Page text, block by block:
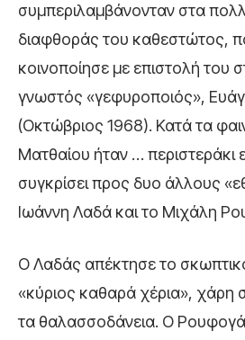
συμπεριλαμβάνονταν στα
διαφθοράς του καθεστώτος,
κοινοποίησε με επιστολή του
γνωστός «γεφυροποιός»,
(Οκτώβριος 1968). Κατά τα
Ματθαίου ήταν … περιστεράκι
συγκρίσει προς δυο άλλους
Ιωάννη Λαδά και το Μιχάλη
Ο Λαδάς απέκτησε το
«κύριος καθαρά χέρια», χάρη
τα θαλασσοδάνεια. Ο